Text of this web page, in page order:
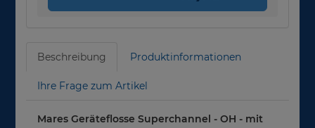
Beschreibung Produktinformationen
Ihre Frage zum Artikel
Mares Geräteflosse Superchannel - OH - mit